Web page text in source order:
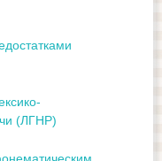
(ЛГНР)